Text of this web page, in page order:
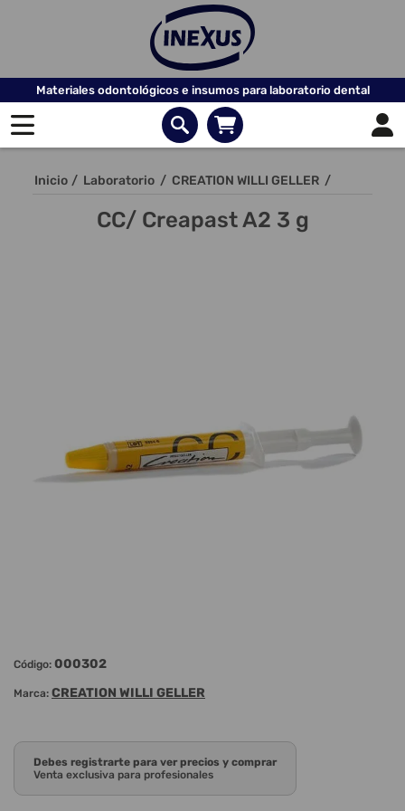
Materiales odontológicos e insumos para laboratorio dental
Inicio / Laboratorio / CREATION WILLI GELLER /
CC/ Creapast A2 3 g
Código: 000302
Marca: CREATION WILLI GELLER
Debes registrarte para ver precios y comprar
Venta exclusiva para profesionales